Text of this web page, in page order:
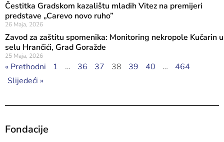
Čestitka Gradskom kazalištu mladih Vitez na premijeri
predstave „Carevo novo ruho”
26 Maja, 2026
Zavod za zaštitu spomenika: Monitoring nekropole Kučarin u
selu Hrančići, Grad Goražde
25 Maja, 2026
« Prethodni 1 … 36 37 38 39 40 …
464
Slijedeći »
Fondacije